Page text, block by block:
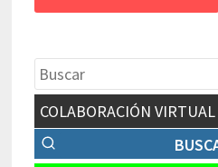
COLABORACIÓN VIRTUAL